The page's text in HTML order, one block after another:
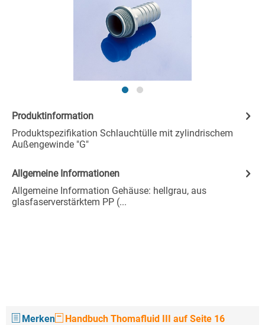
Produktinformation
Produktspezifikation Schlauchtülle mit zylindrischem
Außengewinde "G"
Allgemeine Informationen
Allgemeine Information Gehäuse: hellgrau, aus
glasfaserverstärktem PP (...
Merken Handbuch Thomafluid III auf Seite 16